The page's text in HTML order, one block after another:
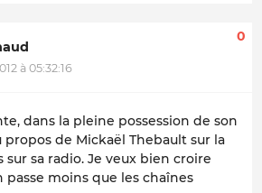
à 05:32:16
0
dans la pleine possession de son
propos de Mickaël Thebault sur la
sa radio. Je veux bien croire
moins que les chaînes